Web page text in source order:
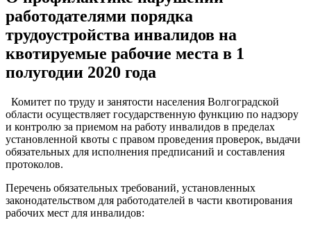
работодателями порядка
трудоустройства инвалидов на
квотируемые рабочие места в 1
полугодии 2020 года
Комитет по труду и занятости населения Волгоградской
области осуществляет государственную функцию по надзору
и контролю за приемом на работу инвалидов в пределах
установленной квоты с правом проведения проверок, выдачи
обязательных для исполнения предписаний и составления
протоколов.
Перечень обязательных требований, установленных
законодательством для работодателей в части квотирования
рабочих мест для инвалидов: